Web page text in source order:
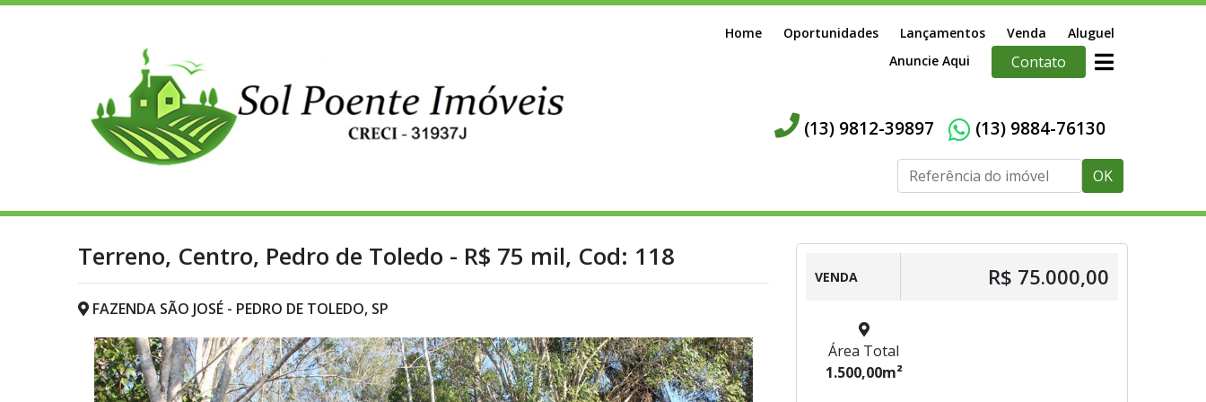
Home Oportunidades Lançamentos Venda
Aluguel
Anuncie Aqui
Contato
(13) 9812-39897 (13) 9884-76130
OK
Terreno, Centro, Pedro de Toledo - R$ 75 mil, Cod: 118
FAZENDA SÃO JOSÉ - PEDRO DE TOLEDO, SP
VENDA R$ 75.000,00
Área Total
1.500,00m²